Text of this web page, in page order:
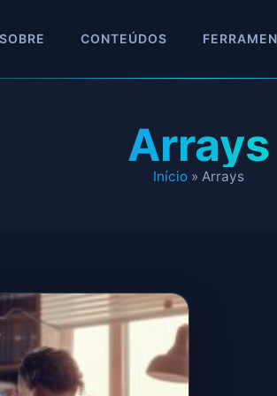
SOBRE CONTEÚDOS
Arrays
Início» Arrays